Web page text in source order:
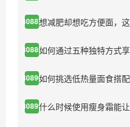
30887想减肥却想吃方便面，
30889如何通过五种独特方式
30890如何挑选低热量面食搭
30899什么时候使用瘦身霜能